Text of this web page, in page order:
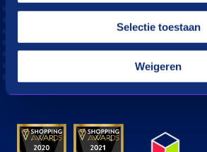
Selectie toestaan
Weigeren
Play
© in3 - 2026 All rights reserverd